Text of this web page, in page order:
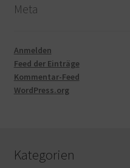
Meta
Anmelden
Feed der Einträge
Kommentar-Feed
WordPress.org
Kategorien